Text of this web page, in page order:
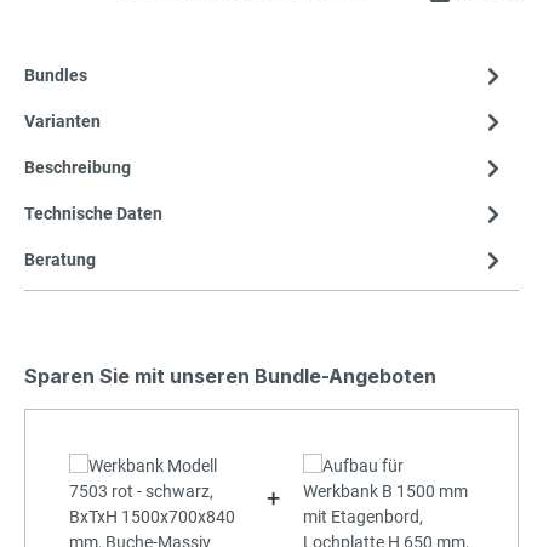
Bundles
Varianten
Beschreibung
Technische Daten
Beratung
Sparen Sie mit unseren Bundle-Angeboten
+